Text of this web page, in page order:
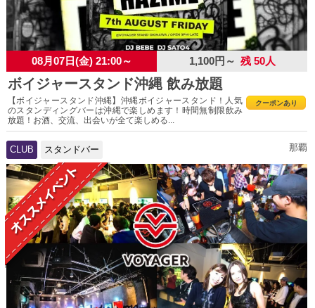
08月07日(金) 21:00～ 1,100円～ 残 50人
ボイジャースタンド沖縄 飲み放題
クーポンあり
【ボイジャースタンド沖縄】沖縄ボイジャースタンド！人気
のスタンディングバーは沖縄で楽しめます！時間無制限飲み
放題！お酒、交流、出会いが全て楽しめる...
CLUB スタンドバー 那覇